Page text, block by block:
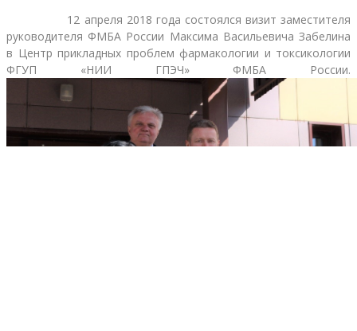
12 апреля 2018 года состоялся визит заместителя
руководителя ФМБА России Максима Васильевича Забелина
в Центр прикладных проблем фармакологии и токсикологии
ФГУП «НИИ ГПЭЧ» ФМБА России.